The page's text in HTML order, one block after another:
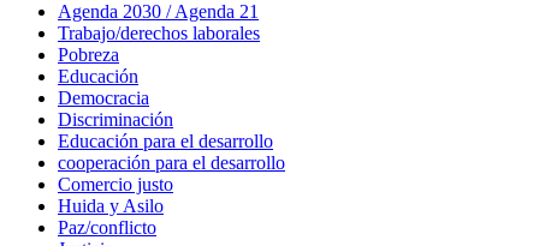
Agenda 2030 / Agenda 21
Trabajo/derechos laborales
Pobreza
Educación
Democracia
Discriminación
Educación para el desarrollo
cooperación para el desarrollo
Comercio justo
Huida y Asilo
Paz/conflicto